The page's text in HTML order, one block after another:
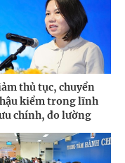
thủ tục, chuyển
kiểm trong lĩnh
chính, đo lường